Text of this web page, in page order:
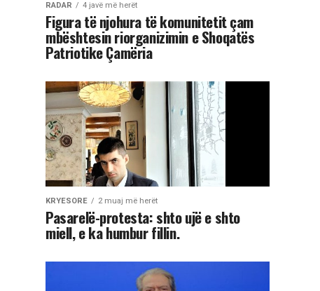
RADAR 4 javë më herët
Figura të njohura të komunitetit çam
mbështesin riorganizimin e Shoqatës
Patriotike Çamëria
KRYESORE 2 muaj më herët
Pasarelë-protesta: shto ujë e shto
miell, e ka humbur fillin.